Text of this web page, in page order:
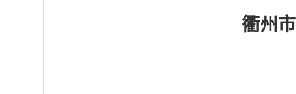
衢州